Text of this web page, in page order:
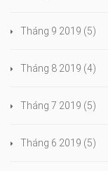
Tháng 9 2019 (5)
Tháng 8 2019 (4)
Tháng 7 2019 (5)
Tháng 6 2019 (5)